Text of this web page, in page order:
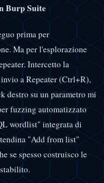
Burp Suite
prima per
Ma per l'esplorazione
Intercetto la
a Repeater (Ctrl+R),
destro su un parametro mi
fuzzing automatizzato
wordlist" integrata di
"Add from list"
se spesso costruisco le